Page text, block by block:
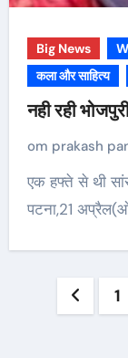
Big News
कला और साहित्य
नही रही
om prakash
एक हफ्ते से थी सांस में तकलीफ, बुधवार को लिया अंतिम साँस
पटना,21
Posts
1